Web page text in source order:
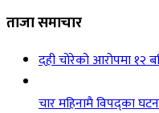
ताजा समाचार
दही चोरेको आरोपमा १२
चार महिनामै विपद्का